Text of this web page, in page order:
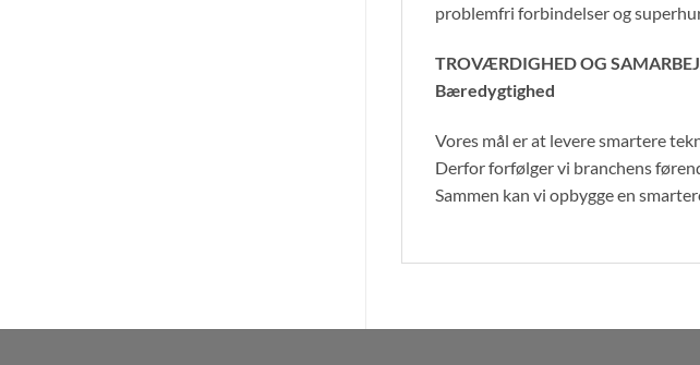
problemfri forbindelser og
TROVÆRDIGHED OG
Bæredygtighed
Vores mål er at levere smartere
Derfor forfølger vi branchens
Sammen kan vi opbygge en